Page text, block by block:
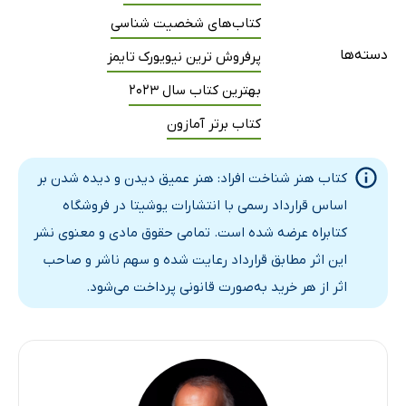
به آنها منتقل می‌کنید؟
فصل چهاردهم: مأموریت‌های زندگی
فصل پانزدهم: داستان‌های زندگی
فصل شانزدهم: پیشینیان ما چه نقشی در زندگی‌مان دارند؟
فصل هفدهم: خِرَد چیست؟
دسته‌ها
کتاب‌های شخصیت شناسی
پرفروش ترین نیویورک تایمز
بهترین کتاب سال 2023
کتاب برتر آمازون
کتاب هنر شناخت افراد: هنر عمیق دیدن و دیده شدن بر
اساس قرارداد رسمی با انتشارات یوشیتا در فروشگاه
کتابراه عرضه شده است. تمامی حقوق مادی و معنوی نشر
این اثر مطابق قرارداد رعایت شده و سهم ناشر و صاحب
اثر از هر خرید به‌صورت قانونی پرداخت می‌شود.